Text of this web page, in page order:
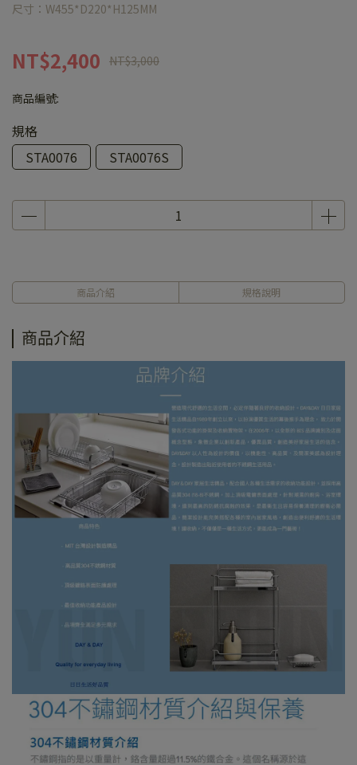
尺寸：W455*D220*H125MM
NT$2,400 NT$3,000
商品編號:
規格
STA0076
STA0076S
商品介紹 規格說明
商品介紹